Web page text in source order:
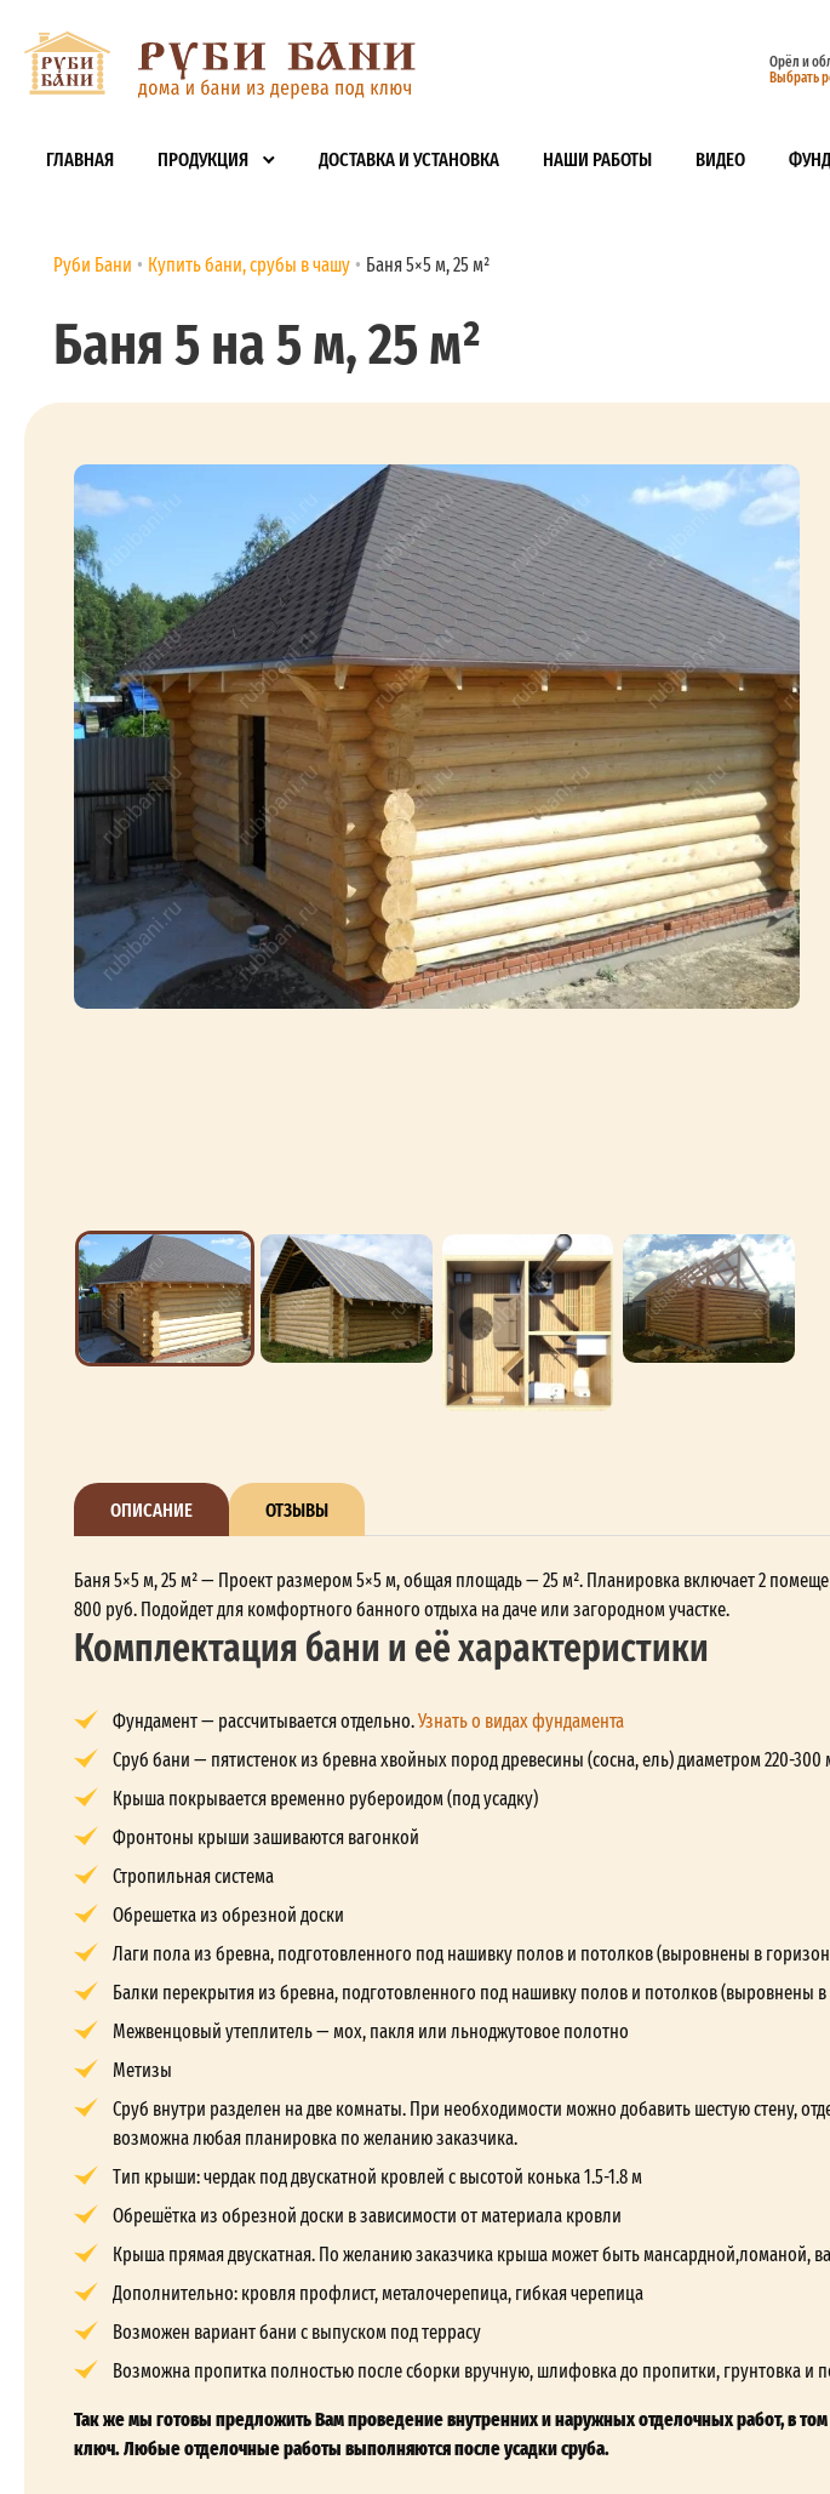
Орёл и
Выбрать
ГЛАВНАЯ ПРОДУКЦИЯ ДОСТАВКА И УСТАНОВКА НАШИ РАБОТЫ ВИДЕО
Руби Бани Купить бани, срубы в чашу Баня 5×5 м, 25 м²
Баня 5 на 5 м, 25 м²
ОПИСАНИЕ ОТЗЫВЫ
Баня 5×5 м, 25 м² — Проект размером 5×5 м, общая площадь — 25 м². Планировка включает 2
800 руб. Подойдет для комфортного банного отдыха на даче или загородном участке.
Комплектация бани и её характеристики
Фундамент — рассчитывается отдельно.Узнать о видах фундамента
Сруб бани — пятистенок из бревна хвойных пород древесины (сосна, ель) диаметром 220-
Крыша покрывается временно рубероидом (под усадку)
Фронтоны крыши зашиваются вагонкой
Стропильная система
Обрешетка из обрезной доски
Лаги пола из бревна, подготовленного под нашивку полов и потолков (выровнены в
Балки перекрытия из бревна, подготовленного под нашивку полов и потолков (выровнены
Межвенцовый утеплитель — мох, пакля или льноджутовое полотно
Метизы
Сруб внутри разделен на две комнаты. При необходимости можно добавить шестую стену,
возможна любая планировка по желанию заказчика.
Тип крыши: чердак под двускатной кровлей с высотой конька 1.5-1.8 м
Обрешётка из обрезной доски в зависимости от материала кровли
Крыша прямая двускатная. По желанию заказчика крыша может быть мансардной,ломаной,
Дополнительно: кровля профлист, металочерепица, гибкая черепица
Возможен вариант бани с выпуском под террасу
Возможна пропитка полностью после сборки вручную, шлифовка до пропитки, грунтовка и
Так же мы готовы предложить Вам проведение внутренних и наружных отделочных работ, в
ключ. Любые отделочные работы выполняются после усадки сруба.